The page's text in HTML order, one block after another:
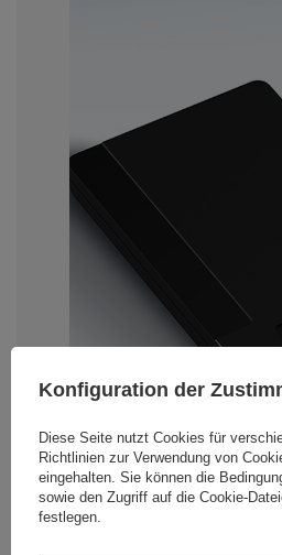
Konfiguration der
Diese Seite nutzt Cookies für
Richtlinien zur Verwendung von
eingehalten. Sie können die
sowie den Zugriff auf die Cookie-
festlegen.